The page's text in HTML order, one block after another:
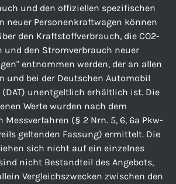
und den offiziellen spezifischen
neuer Personenkraftwagen können
den Kraftstoffverbrauch, die CO2-
und den Stromverbrauch neuer
entnommen werden, der an allen
und bei der Deutschen Automobil
(DAT) unentgeltlich erhältlich ist. Die
Werte wurden nach dem
Messverfahren (§ 2 Nrn. 5, 6, 6a Pkw-
geltenden Fassung) ermittelt. Die
sich nicht auf ein einzelnes
nicht Bestandteil des Angebots,
Vergleichszwecken zwischen den